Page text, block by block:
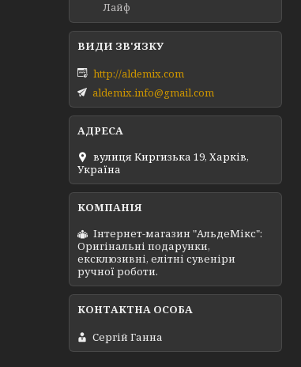
Лайф
http://aldemix.com
aldemix.info@gmail.com
вулиця Киргизька 19, Харків,
Україна
Інтернет-магазин "АльдеМікс":
Оригінальні подарунки,
ексклюзивні, елітні сувеніри
ручної роботи.
Сергій Ганна